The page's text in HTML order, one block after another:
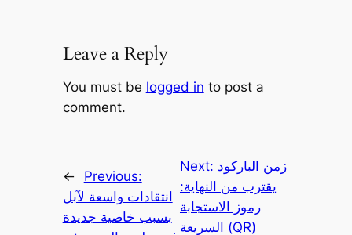
Leave a Reply
You must be logged in to post a
comment.
←
Previous:
انتقادات واسعة لآبل
بسبب خاصية جديدة
Next: زمن الباركود
يقترب من النهاية:
رموز الاستجابة
السريعة (QR)